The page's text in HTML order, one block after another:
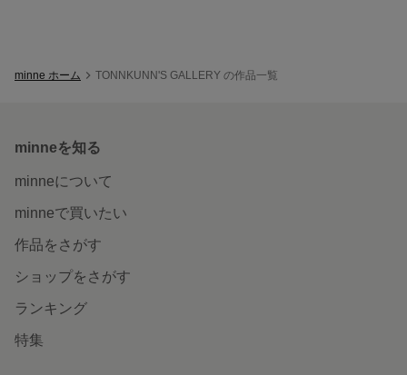
minne ホーム TONNKUNN'S GALLERY の作品一覧
minneを知る
minneについて
minneで買いたい
作品をさがす
ショップをさがす
ランキング
特集